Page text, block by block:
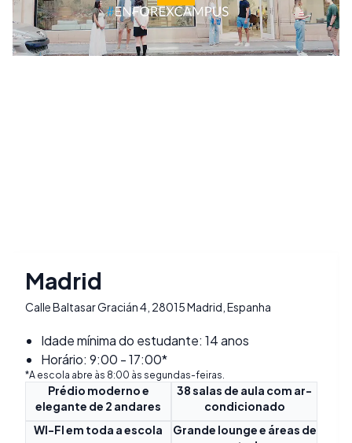
Madrid
Calle Baltasar Gracián 4, 28015 Madrid, Espanha
Idade mínima do estudante: 14 anos
Horário: 9:00 - 17:00*
*A escola abre às 8:00 às segundas-feiras.
Prédio moderno e
elegante de 2 andares
38 salas de aula com ar-
condicionado
WI-FI em toda a escola
Grande lounge e áreas de